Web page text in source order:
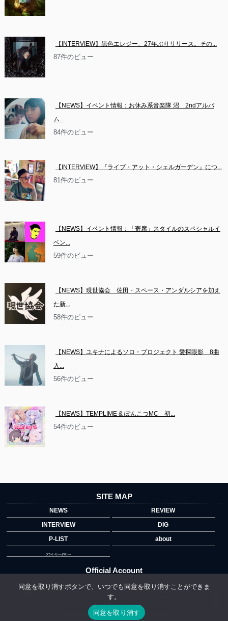
【INTERVIEW】黒色エレジー、27年ぶりリリース。その...
87件のビュー
【NEWS】イベント情報：お休み系音楽隊 沼　2ndアルバ
ム...
84件のビュー
【INTERVIEW】『ライブ・アット・シェルガーデン』につ...
81件のビュー
【NEWS】イベント情報：「寄席」スタイルのスペシャルイ
ベン...
59件のビュー
【NEWS】現世協会　佐田・スペース・アンダルシアを加え
た新...
58件のビュー
【NEWS】ユキナによるソロ・プロジェクト 愛探眼影　8曲
入...
56件のビュー
【NEWS】TEMPLIME & ぽんこつMC　初...
54件のビュー
SITE MAP
NEWS
REVIEW
INTERVIEW
DIG
P-LIST
about
プライバシーポリシー
Official Account
Copyright © 2014 copyrights.indiegrab.jp All Rights Reserved.
同意を取り消すボタンで、いつでも同意を取り消すことができま
す。
同意を取り消す